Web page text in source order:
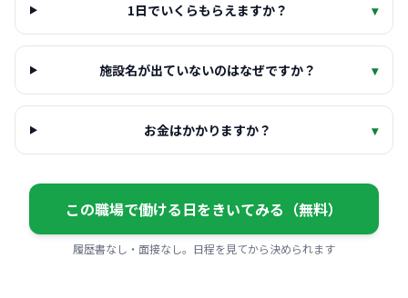
1日でいくらもらえますか？ ▾
施設名が出ていないのはなぜですか？ ▾
お金はかかりますか？ ▾
この職場で働ける日をきいてみる（無料）
履歴書なし・面接なし。日程を見てから決められます